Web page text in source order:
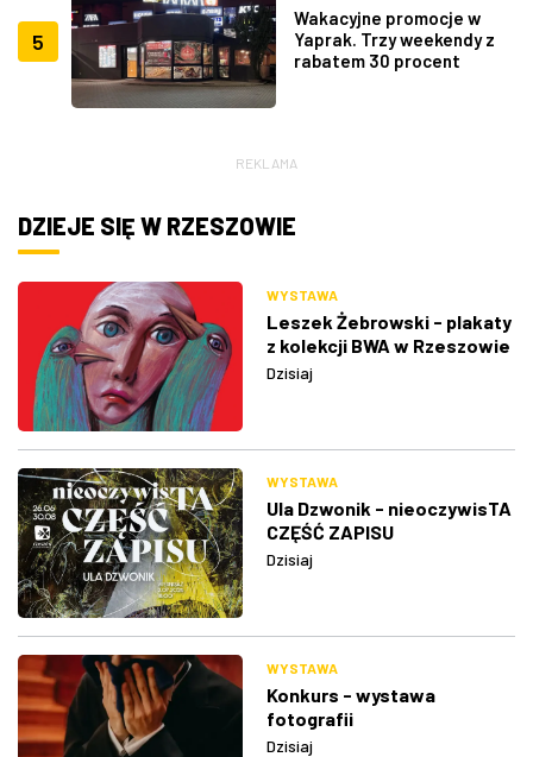
5
Wakacyjne promocje w
Yaprak. Trzy weekendy z
rabatem 30 procent
REKLAMA
DZIEJE SIĘ W RZESZOWIE
WYSTAWA
Leszek Żebrowski - plakaty
z kolekcji BWA w Rzeszowie
Dzisiaj
WYSTAWA
Ula Dzwonik - nieoczywisTA
CZĘŚĆ ZAPISU
Dzisiaj
WYSTAWA
Konkurs - wystawa
fotografii
Dzisiaj